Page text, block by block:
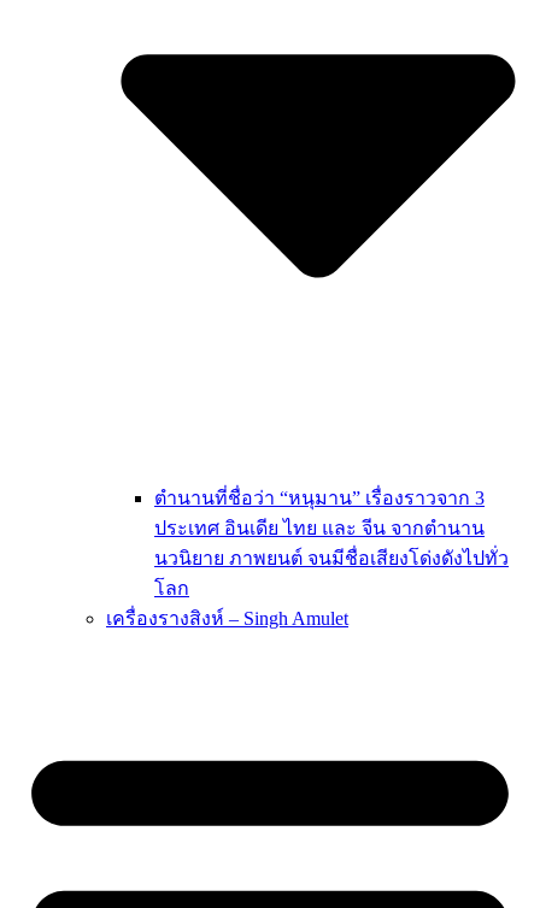
ตำนานที่ชื่อว่า “หนุมาน” เรื่องราวจาก 3
ประเทศ อินเดีย ไทย และ จีน จากตำนาน
นวนิยาย ภาพยนต์ จนมีชื่อเสียงโด่งดังไปทั่ว
โลก
เครื่องรางสิงห์ – Singh Amulet